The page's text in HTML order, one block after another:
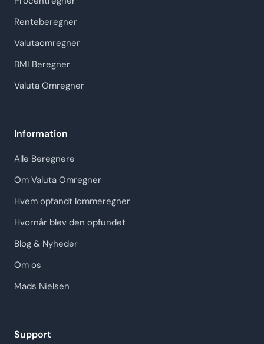
Renteberegner
Valutaomregner
BMI Beregner
Valuta Omregner
Information
Alle Beregnere
Om Valuta Omregner
Hvem opfandt lommeregner
Hvornår blev den opfundet
Blog & Nyheder
Om os
Mads Nielsen
Support